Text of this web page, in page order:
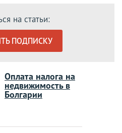
на статьи:
ПОДПИСКУ
Оплата налога на
недвижимость в
Болгарии